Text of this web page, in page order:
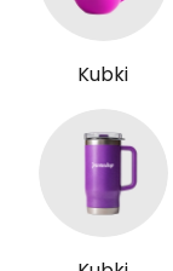
Kubki